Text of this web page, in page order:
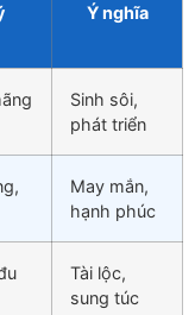
Ý nghĩa
Sinh sôi,
phát triển
May mắn,
hạnh phúc
Tài lộc,
sung túc